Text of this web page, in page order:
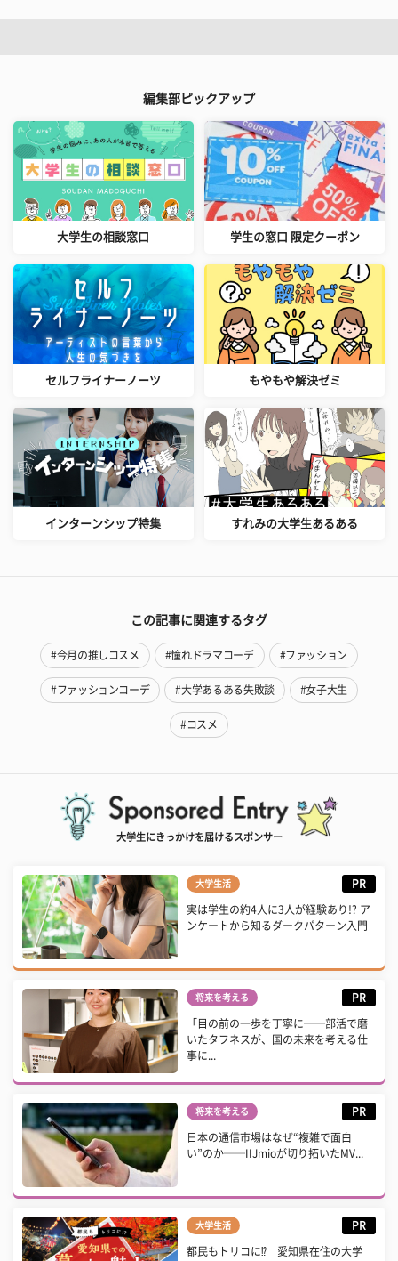
編集部ピックアップ
大学生の相談窓口 学生の窓口 限定クーポン
セルフライナーノーツ もやもや解決ゼミ
インターンシップ特集 すれみの大学生あるある
この記事に関連するタグ
#今月の推しコスメ #憧れドラマコーデ #ファッション
#ファッションコーデ #大学あるある失敗談 #女子大生
#コスメ
大学生にきっかけを届けるスポンサー
大学生活 PR
実は学生の約4人に3人が経験あり!? ア
ンケートから知るダークパターン入門
将来を考える PR
「目の前の一歩を丁寧に──部活で磨
いたタフネスが、国の未来を考える仕
事に...
将来を考える PR
日本の通信市場はなぜ“複雑で面白
い”のか──IIJmioが切り拓いたMV...
大学生活 PR
都民もトリコに⁉ 愛知県在住の大学